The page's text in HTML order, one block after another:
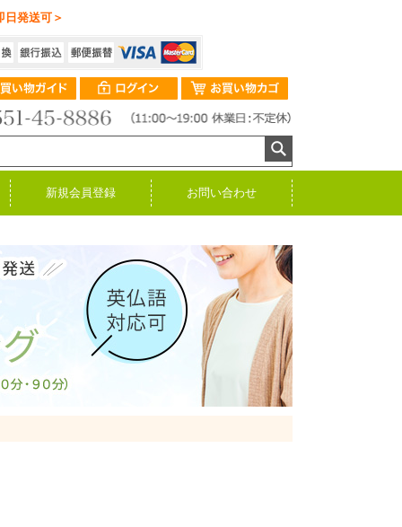
発送可＞
新規会員登録 お問い合わせ